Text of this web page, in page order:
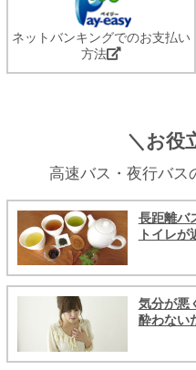
ネットバンキングでのお支払い
方法
＼お役
高速バス・夜行バス
長距離バ
トイレが
気分が悪
酔わない